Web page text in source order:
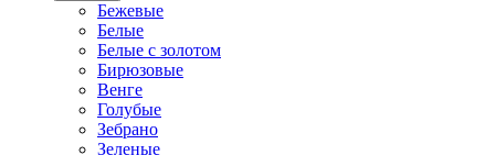
Бежевые
Белые
Белые с золотом
Бирюзовые
Венге
Голубые
Зебрано
Зеленые